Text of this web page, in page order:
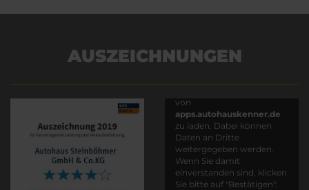
AUSZEICHNUNGEN
von
apps.autohauskenner.de
zu laden. Dabei können
Daten an Dritte
weitergegeben werden.
Wenn Sie damit
einverstanden sind, klicken
Sie bitte auf "Bestätigen".